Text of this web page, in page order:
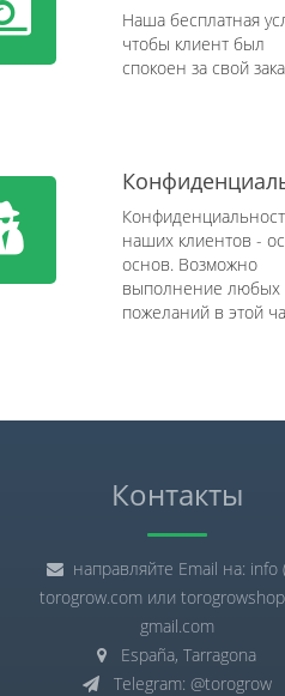
Наша бесплатная
чтобы клиент был
спокоен за свой
наших клиентов -
основ. Возможно
выполнение любых
пожеланий в этой
Контакты
направляйте Email на: info
torogrow.com или torogrowshop
gmail.com
España, Tarragona
Telegram: @torogrow